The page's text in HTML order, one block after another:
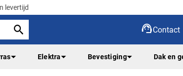
levertijd
support_agentContact
Elektra Bevestiging Dak en